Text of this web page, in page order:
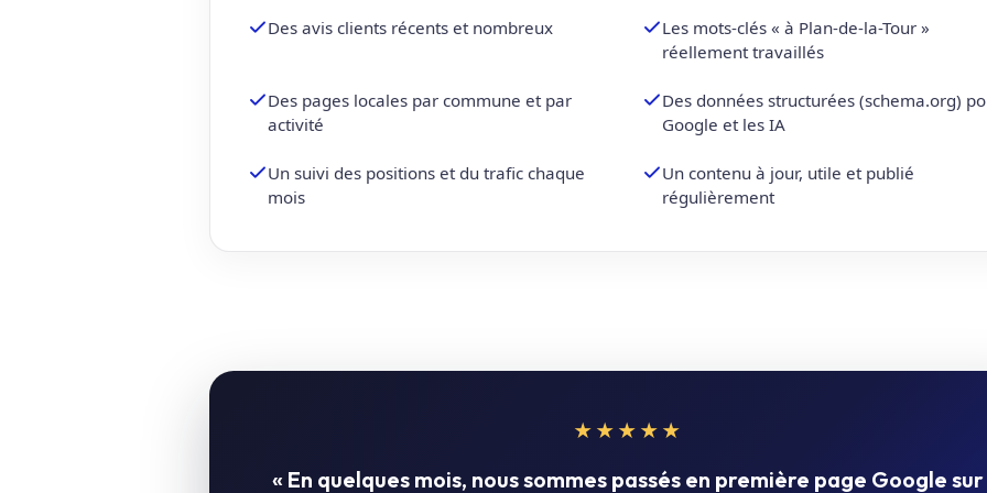
Des avis clients récents et nombreux
Les mots-clés « à Plan-de-la-Tour »
réellement travaillés
Des pages locales par commune et par
activité
Des données structurées (schema.org)
Google et les IA
Un suivi des positions et du trafic chaque
mois
Un contenu à jour, utile et publié
régulièrement
★★★★★
« En quelques mois, nous sommes passés en première page Google sur